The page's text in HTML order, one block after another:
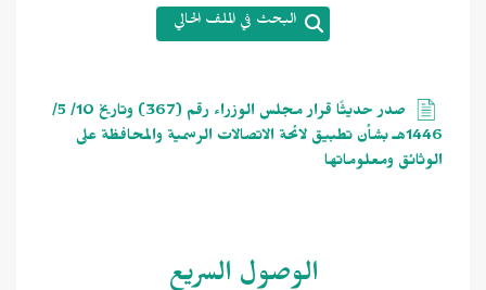
البحث في الملف الحالي
صدر حديثًا قرار مجلس الوزراء رقم (367) وتاريخ 10/ 5/
1446هـ بشأن تطبيق لائحة الاتصالات الرسمية والمحافظة على
الوثائق ومعلوماتها
الوصول السريع